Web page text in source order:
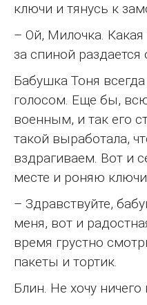
ключи и тянусь к
– Ой, Милочка.
за спиной раздается
Бабушка Тоня
голосом. Еще бы,
военным, и так его
такой выработала,
вздрагиваем. Вот и
месте и роняю
– Здравствуйте,
меня, вот и
время грустно
пакеты и тортик.
Блин. Не хочу ничего